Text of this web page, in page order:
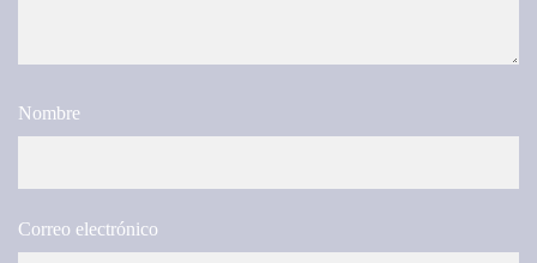
Nombre
Correo electrónico